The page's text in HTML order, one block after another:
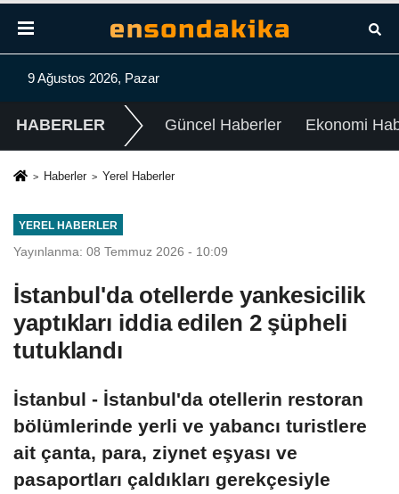
9 Ağustos 2026, Pazar
HABERLER Güncel Haberler Ekonomi
Haberler Yerel Haberler
YEREL HABERLER
Yayınlanma: 08 Temmuz 2026 - 10:09
İstanbul'da otellerde yankesicilik
yaptıkları iddia edilen 2 şüpheli
tutuklandı
İstanbul - İstanbul'da otellerin restoran
bölümlerinde yerli ve yabancı turistlere
ait çanta, para, ziynet eşyası ve
pasaportları çaldıkları gerekçesiyle